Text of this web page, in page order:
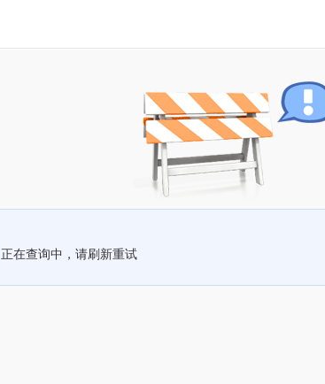
正在查询中，请刷新重试